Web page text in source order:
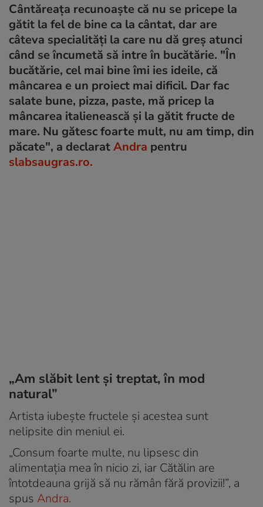
Cântăreața recunoaște că nu se pricepe la
gătit la fel de bine ca la cântat, dar are
câteva specialități la care nu dă greș atunci
când se încumetă să intre în bucătărie. "În
bucătărie, cel mai bine îmi ies ideile, că
mâncarea e un proiect mai dificil. Dar fac
salate bune, pizza, paste, mă pricep la
mâncarea italienească și la gătit fructe de
mare. Nu gătesc foarte mult, nu am timp, din
păcate", a declaratAndra pentru
slabsaugras.ro.
„Am slăbit lent și treptat, în mod
natural”
Artista iubește fructele și acestea sunt
nelipsite din meniul ei.
„Consum foarte multe, nu lipsesc din
alimentația mea în nicio zi, iar Cătălin are
întotdeauna grijă să nu rămân fără provizii!”, a
spus Andra.